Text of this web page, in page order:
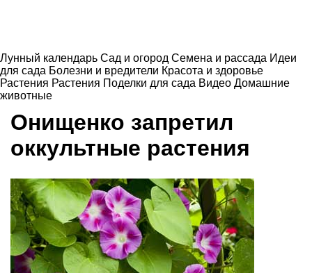
Лунный календарь Сад и огород Семена и рассада Идеи
для сада Болезни и вредители Красота и здоровье
Растения Растения Поделки для сада Видео Домашние
животные
Онищенко запретил
оккультные растения